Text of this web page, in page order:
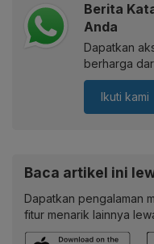
Berita
Anda
Dapatkan
berharga
Ikuti kami
Baca artikel ini
Dapatkan pengalaman
fitur menarik lainnya